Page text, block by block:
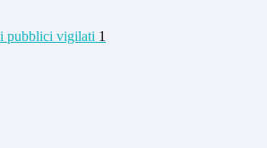
pubblici vigilati 1